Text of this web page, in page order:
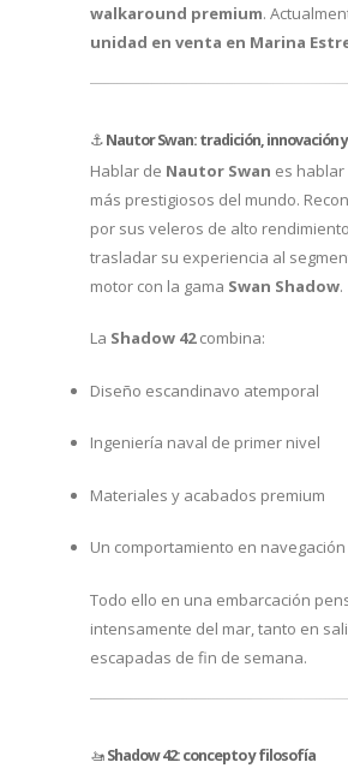
walkaround premium.
unidad en venta en Marina
⚓Nautor Swan: tradición, innovación
Hablar de Nautor Swan es
más prestigiosos del mundo.
por sus veleros de alto
trasladar su experiencia al
motor con la gama Swan Shadow.
La Shadow 42combina:
Diseño escandinavo atemporal
Ingeniería naval de primer nivel
Materiales y acabados premium
Un comportamiento en
Todo ello en una embarcación
intensamente del mar, tanto en
escapadas de fin de semana.
🚤Shadow 42: concepto y filosofía